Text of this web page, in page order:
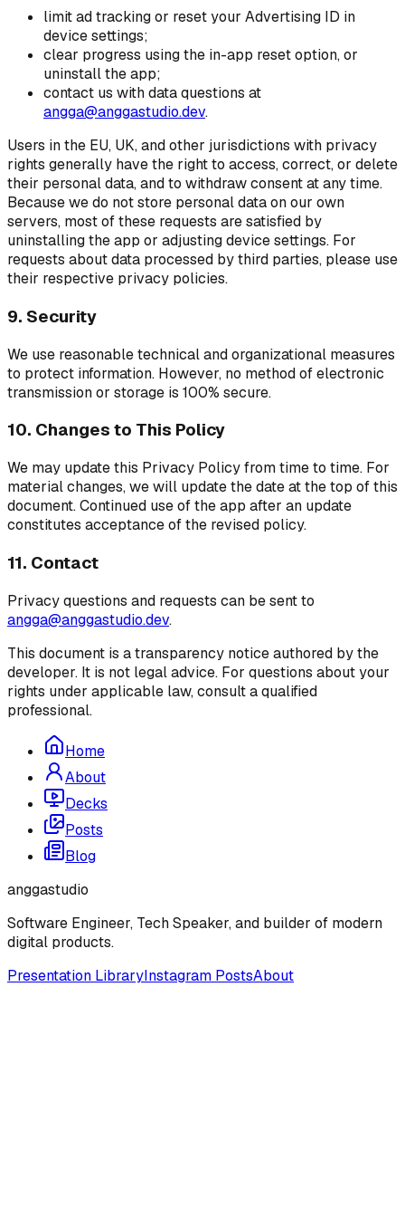
limit ad tracking or reset your Advertising ID in
device settings;
clear progress using the in-app reset option, or
uninstall the app;
contact us with data questions at
angga@anggastudio.dev.
Users in the EU, UK, and other jurisdictions with privacy
rights generally have the right to access, correct, or delete
their personal data, and to withdraw consent at any time.
Because we do not store personal data on our own
servers, most of these requests are satisfied by
uninstalling the app or adjusting device settings. For
requests about data processed by third parties, please use
their respective privacy policies.
9. Security
We use reasonable technical and organizational measures
to protect information. However, no method of electronic
transmission or storage is 100% secure.
10. Changes to This Policy
We may update this Privacy Policy from time to time. For
material changes, we will update the date at the top of this
document. Continued use of the app after an update
constitutes acceptance of the revised policy.
11. Contact
Privacy questions and requests can be sent to
angga@anggastudio.dev.
This document is a transparency notice authored by the
developer. It is not legal advice. For questions about your
rights under applicable law, consult a qualified
professional.
Home
About
Decks
Posts
Blog
anggastudio
Software Engineer, Tech Speaker, and builder of modern
digital products.
Presentation LibraryInstagram PostsAbout